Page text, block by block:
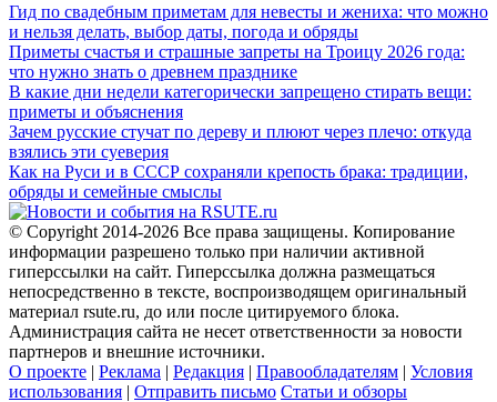
Гид по свадебным приметам для невесты и жениха: что можно
и нельзя делать, выбор даты, погода и обряды
Приметы счастья и страшные запреты на Троицу 2026 года:
что нужно знать о древнем празднике
В какие дни недели категорически запрещено стирать вещи:
приметы и объяснения
Зачем русские стучат по дереву и плюют через плечо: откуда
взялись эти суеверия
Как на Руси и в СССР сохраняли крепость брака: традиции,
обряды и семейные смыслы
© Copyright 2014-2026 Все права защищены. Копирование
информации разрешено только при наличии активной
гиперссылки на сайт. Гиперссылка должна размещаться
непосредственно в тексте, воспроизводящем оригинальный
материал rsute.ru, до или после цитируемого блока.
Администрация сайта не несет ответственности за новости
партнеров и внешние источники.
О проекте | Реклама | Редакция | Правообладателям | Условия
использования | Отправить письмо Статьи и обзоры